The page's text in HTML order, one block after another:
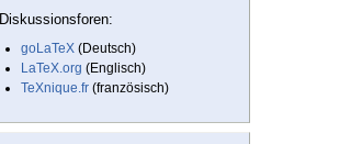
Diskussionsforen:
goLaTeX (Deutsch)
LaTeX.org (Englisch)
TeXnique.fr (französisch)